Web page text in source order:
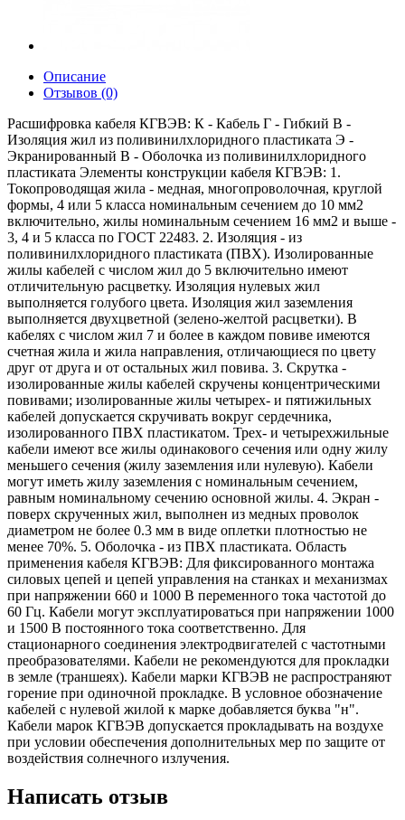
Описание
Отзывов (0)
Расшифровка кабеля КГВЭВ: К - Кабель Г - Гибкий В -
Изоляция жил из поливинилхлоридного пластиката Э -
Экранированный В - Оболочка из поливинилхлоридного
пластиката Элементы конструкции кабеля КГВЭВ: 1.
Токопроводящая жила - медная, многопроволочная, круглой
формы, 4 или 5 класса номинальным сечением до 10 мм2
включительно, жилы номинальным сечением 16 мм2 и выше -
3, 4 и 5 класса по ГОСТ 22483. 2. Изоляция - из
поливинилхлоридного пластиката (ПВХ). Изолированные
жилы кабелей с числом жил до 5 включительно имеют
отличительную расцветку. Изоляция нулевых жил
выполняется голубого цвета. Изоляция жил заземления
выполняется двухцветной (зелено-желтой расцветки). В
кабелях с числом жил 7 и более в каждом повиве имеются
счетная жила и жила направления, отличающиеся по цвету
друг от друга и от остальных жил повива. 3. Скрутка -
изолированные жилы кабелей скручены концентрическими
повивами; изолированные жилы четырех- и пятижильных
кабелей допускается скручивать вокруг сердечника,
изолированного ПВХ пластикатом. Трех- и четырехжильные
кабели имеют все жилы одинакового сечения или одну жилу
меньшего сечения (жилу заземления или нулевую). Кабели
могут иметь жилу заземления с номинальным сечением,
равным номинальному сечению основной жилы. 4. Экран -
поверх скрученных жил, выполнен из медных проволок
диаметром не более 0.3 мм в виде оплетки плотностью не
менее 70%. 5. Оболочка - из ПВХ пластиката. Область
применения кабеля КГВЭВ: Для фиксированного монтажа
силовых цепей и цепей управления на станках и механизмах
при напряжении 660 и 1000 В переменного тока частотой до
60 Гц. Кабели могут эксплуатироваться при напряжении 1000
и 1500 В постоянного тока соответственно. Для
стационарного соединения электродвигателей с частотными
преобразователями. Кабели не рекомендуются для прокладки
в земле (траншеях). Кабели марки КГВЭВ не распространяют
горение при одиночной прокладке. В условное обозначение
кабелей с нулевой жилой к марке добавляется буква "н".
Кабели марок КГВЭВ допускается прокладывать на воздухе
при условии обеспечения дополнительных мер по защите от
воздействия солнечного излучения.
Написать отзыв